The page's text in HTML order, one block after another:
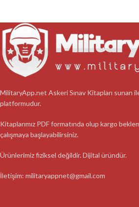
MilitaryApp.net Askeri Sınav Kitapları sunan
platformudur.
Kitaplarımız PDF formatında olup kargo
çalışmaya başlayabilirsiniz.
Ürünlerimiz fiziksel değildir. Dijital üründür.
İletişim: militaryappnet@gmail.com